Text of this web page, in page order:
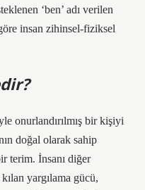
‘ben’ adı verilen
insan zihinsel-fiziksel
onurlandırılmış bir kişiyi
doğal olarak sahip
terim. İnsanı diğer
yargılama gücü,